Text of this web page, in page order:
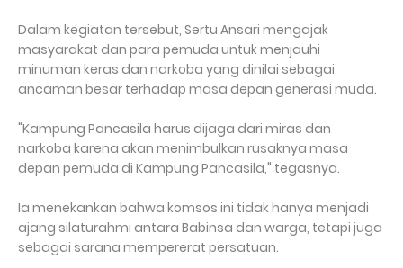
Dalam kegiatan tersebut, Sertu Ansari mengajak
masyarakat dan para pemuda untuk menjauhi
minuman keras dan narkoba yang dinilai sebagai
ancaman besar terhadap masa depan generasi muda.
"Kampung Pancasila harus dijaga dari miras dan
narkoba karena akan menimbulkan rusaknya masa
depan pemuda di Kampung Pancasila," tegasnya.
Ia menekankan bahwa komsos ini tidak hanya menjadi
ajang silaturahmi antara Babinsa dan warga, tetapi juga
sebagai sarana mempererat persatuan.